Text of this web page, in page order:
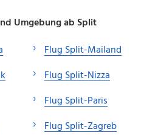
Umgebung ab Split
Flug Split-Mailand
Flug Split-Nizza
Flug Split-Paris
Flug Split-Zagreb